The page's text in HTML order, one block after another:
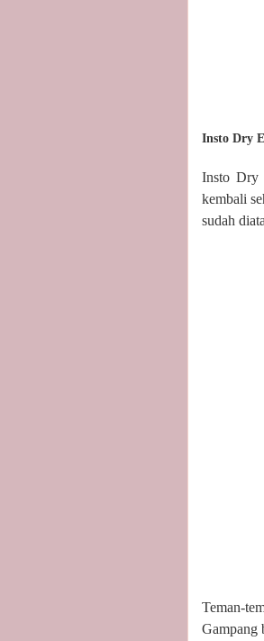
Insto Dry
Insto
kembali
sudah
Teman-
Gampang